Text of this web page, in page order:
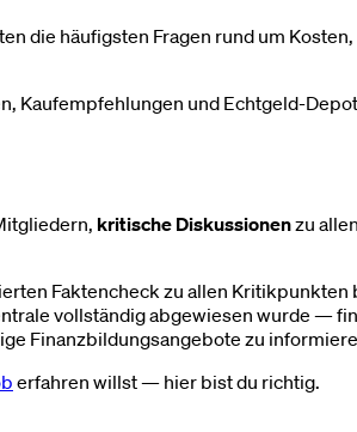
die häufigsten Fragen rund um
Kaufempfehlungen und Echtgeld-
kritische Diskussionenzu
Faktencheck zu allen Kritikpunkten
vollständig abgewiesen wurde —
Finanzbildungsangebote zu
erfahren willst — hier bist du richtig.